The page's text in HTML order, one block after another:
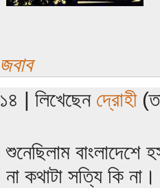
জবাব
১৪ | লিখেছেন দ্রোহী
শুনেছিলাম বাংলাদেশে
না কথাটা সত্যি কি না।